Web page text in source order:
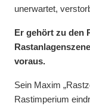
unerwartet,
Er gehört zu den
voraus.
Sein Maxim
Rastimperium